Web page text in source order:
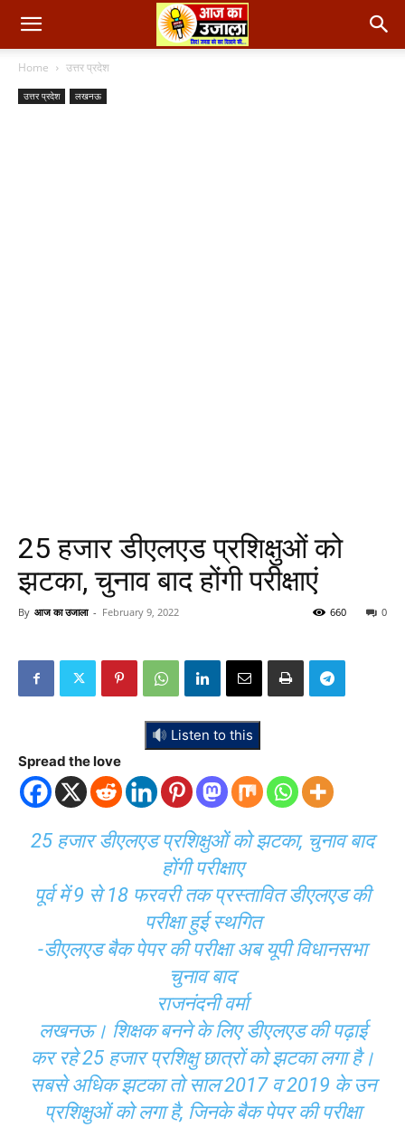
Home उत्तर प्रदेश
उत्तर प्रदेश लखनऊ
25 हजार डीएलएड प्रशिक्षुओं को
झटका, चुनाव बाद होंगी परीक्षाएं
By आज का उजाला - February 9, 2022 0
660
Listen to this
Spread the love
25 हजार डीएलएड प्रशिक्षुओं को झटका, चुनाव बाद
होंगी परीक्षाए
पूर्व में 9 से 18 फरवरी तक प्रस्तावित डीएलएड की
परीक्षा हुई स्थगित
-डीएलएड बैक पेपर की परीक्षा अब यूपी विधानसभा
चुनाव बाद
राजनंदनी वर्मा
लखनऊ। शिक्षक बनने के लिए डीएलएड की पढ़ाई
कर रहे 25 हजार प्रशिक्षु छात्रों को झटका लगा है।
सबसे अधिक झटका तो साल 2017 व 2019 के उन
प्रशिक्षुओं को लगा है, जिनके बैक पेपर की परीक्षा